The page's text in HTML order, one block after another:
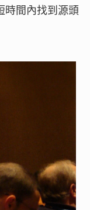
時間內找到源頭